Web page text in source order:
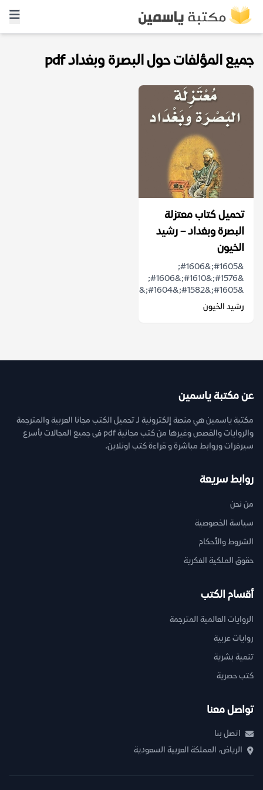
جميع المؤلفات حول البصرة وبغداد pdf
تحميل كتاب معتزلة
البصرة وبغداد – رشيد
الخيون
&#1605;&#1606;
&#1576;&#1610;&#1606;
&#1605;&#1582;&#1604;&#1601;&#1575;&#1578;...
رشيد الخيون
عن مكتبة ياسمين
مكتبة ياسمين هي منصة إلكترونية لـ تحميل الكتب مجانا العربية والمترجمة
والروايات والقصص وغيرها من كتب مجانية pdf فى جميع المجالات بأسرع
سيرفرات وروابط مباشرة و قراءة كتب اونلاين.
روابط سريعة
من نحن
سياسة الخصوصية
الشروط والأحكام
حقوق الملكية الفكرية
أقسام الكتب
الروايات العالمية المترجمة
روايات عربية
تنمية بشرية
كتب حصرية
تواصل معنا
اتصل بنا
الرياض، المملكة العربية السعودية